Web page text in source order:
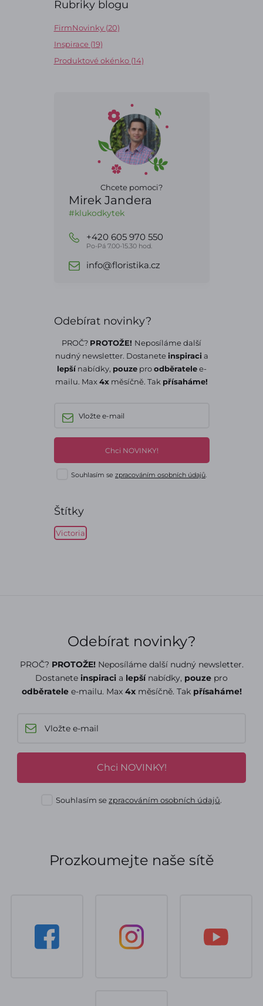
Rubriky blogu
FirmNovinky (20)
Inspirace (19)
Produktové okénko (14)
Chcete pomoci?
Mirek Jandera
#klukodkytek
+420 605 970 550
Po-Pá 7.00-15.30 hod.
info@floristika.cz
Odebírat novinky?
PROČ? PROTOŽE! Neposíláme další
nudný newsletter. Dostaneteinspiraci a
lepšínabídky, pouzeproodběratelee-
mailu. Max4x měsíčně. Tak přísaháme!
Chci NOVINKY!
Souhlasím se zpracováním osobních údajů.
Štítky
Victoria
Odebírat novinky?
PROČ? PROTOŽE! Neposíláme další nudný newsletter.
Dostanete inspiraci a lepšínabídky, pouze pro
odběratelee-mailu. Max 4xměsíčně. Tak přísaháme!
Chci NOVINKY!
Souhlasím sezpracováním osobních údajů.
Prozkoumejte naše sítě